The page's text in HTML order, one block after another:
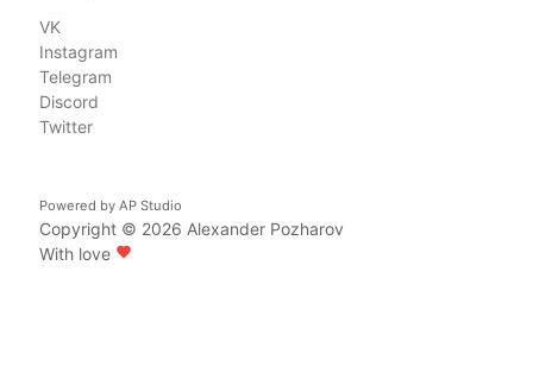
VK
Instagram
Telegram
Discord
Twitter
Powered by AP Studio
Copyright © 2026 Alexander Pozharov
With love favorite